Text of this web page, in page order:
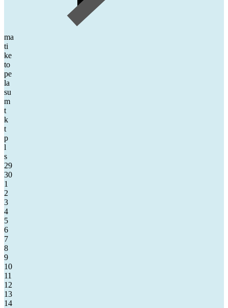
ma
ti
ke
to
pe
la
su
m
t
k
t
p
l
s
29
30
1
2
3
4
5
6
7
8
9
10
11
12
13
14